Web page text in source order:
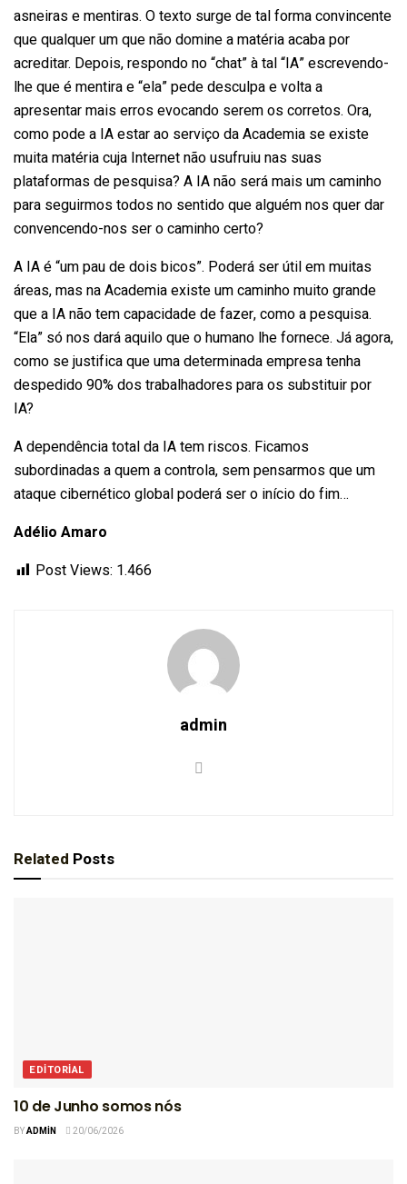
asneiras e mentiras. O texto surge de tal forma convincente
que qualquer um que não domine a matéria acaba por
acreditar. Depois, respondo no “chat” à tal “IA” escrevendo-
lhe que é mentira e “ela” pede desculpa e volta a
apresentar mais erros evocando serem os corretos. Ora,
como pode a IA estar ao serviço da Academia se existe
muita matéria cuja Internet não usufruiu nas suas
plataformas de pesquisa? A IA não será mais um caminho
para seguirmos todos no sentido que alguém nos quer dar
convencendo-nos ser o caminho certo?
A IA é “um pau de dois bicos”. Poderá ser útil em muitas
áreas, mas na Academia existe um caminho muito grande
que a IA não tem capacidade de fazer, como a pesquisa.
“Ela” só nos dará aquilo que o humano lhe fornece. Já agora,
como se justifica que uma determinada empresa tenha
despedido 90% dos trabalhadores para os substituir por
IA?
A dependência total da IA tem riscos. Ficamos
subordinadas a quem a controla, sem pensarmos que um
ataque cibernético global poderá ser o início do fim…
Adélio Amaro
Post Views: 1.466
admin
Related Posts
EDITORIAL
10 de Junho somos nós
BYADMIN 20/06/2026